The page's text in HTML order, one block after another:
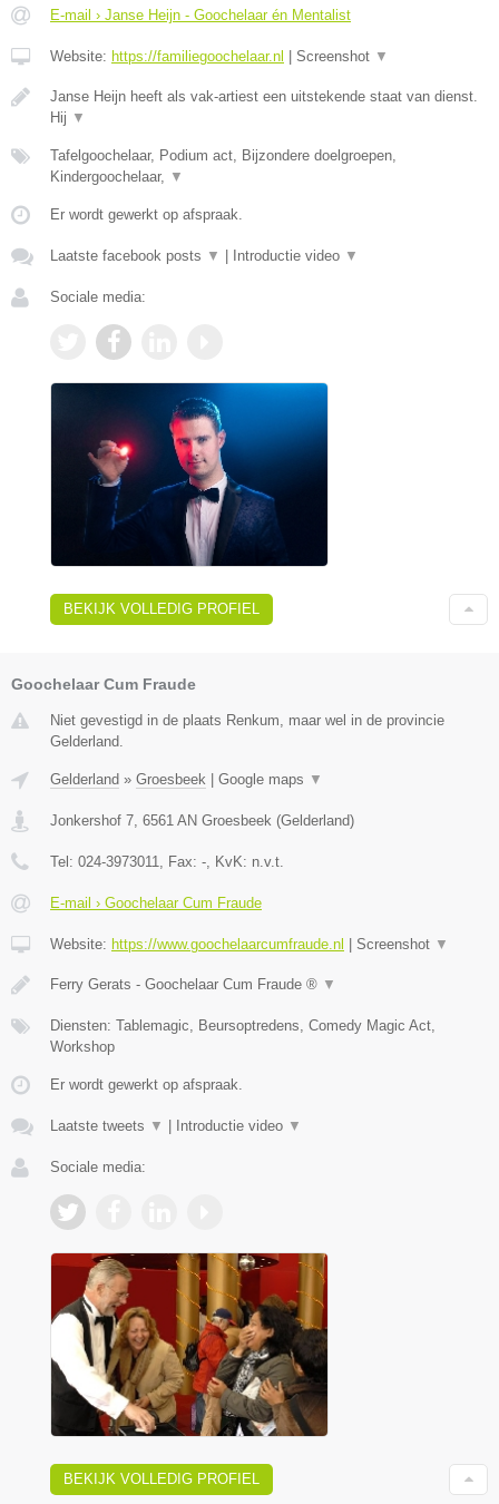
E-mail › Janse Heijn - Goochelaar én Mentalist
Website: https://familiegoochelaar.nl | Screenshot ▼
Janse Heijn heeft als vak-artiest een uitstekende staat van dienst.
Hij ▼
Tafelgoochelaar, Podium act, Bijzondere doelgroepen,
Kindergoochelaar,
▼
Er wordt gewerkt op afspraak.
Laatste facebook posts ▼ | Introductie video ▼
Sociale media:
BEKIJK VOLLEDIG PROFIEL
Goochelaar Cum Fraude
Niet gevestigd in de plaats Renkum, maar wel in de provincie
Gelderland.
Gelderland » Groesbeek Google maps ▼
Jonkershof 7, 6561 AN Groesbeek (Gelderland)
Tel: 024-3973011, Fax: -, KvK: n.v.t.
E-mail › Goochelaar Cum Fraude
Website: https://www.goochelaarcumfraude.nl Screenshot ▼
Ferry Gerats - Goochelaar Cum Fraude ® ▼
Diensten: Tablemagic, Beursoptredens, Comedy Magic Act,
Workshop
Er wordt gewerkt op afspraak.
Laatste tweets ▼ Introductie video ▼
Sociale media:
BEKIJK VOLLEDIG PROFIEL